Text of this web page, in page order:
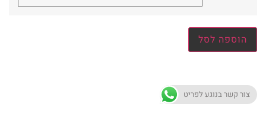
הוספה לסל
צור קשר בנוגע לפריט